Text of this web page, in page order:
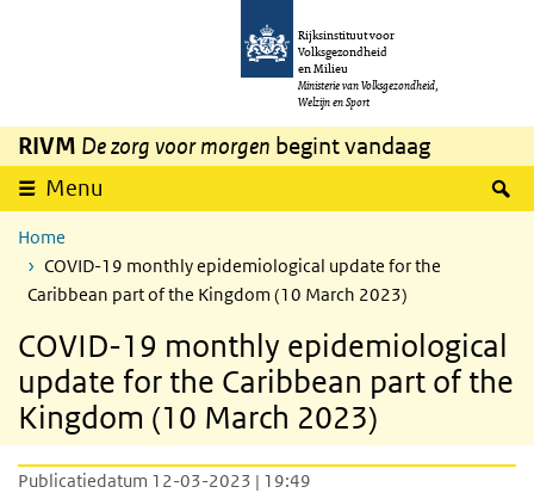
Overslaan en naar de inhoud gaan
Rijksinstituut voor
Volksgezondheid
en Milieu
Ministerie van Volksgezondheid,
Welzijn en Sport
RIVM De zorg voor morgen begint vandaag
Menu
Home
COVID-19 monthly epidemiological update for the
Caribbean part of the Kingdom (10 March 2023)
COVID-19 monthly epidemiological
update for the Caribbean part of the
Kingdom (10 March 2023)
Publicatiedatum 12-03-2023 | 19:49